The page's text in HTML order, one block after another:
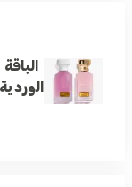
الباقة
الوردية